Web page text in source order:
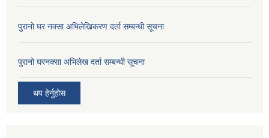
पुरानो घर नक्सा अभिलेखिकरण दर्ता सम्बन्धी सूचना
पुरानो घरनक्सा अभिलेख दर्ता सम्बन्धी सूचना
थप हेर्नुहोस